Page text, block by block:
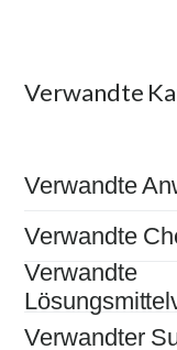
Verwandte
Verwandte
Verwandte
Verwandte
Verwandter